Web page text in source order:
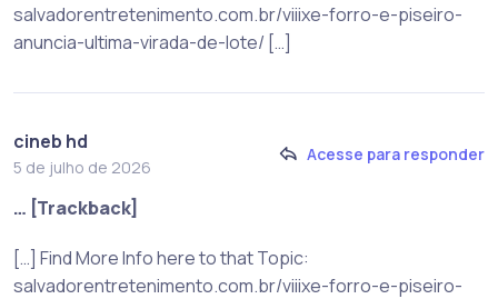
salvadorentretenimento.com.br/viiixe-forro-e-piseiro-
anuncia-ultima-virada-de-lote/ […]
cineb hd
5 de julho de 2026
Acesse para responder
… [Trackback]
[…] Find More Info here to that Topic:
salvadorentretenimento.com.br/viiixe-forro-e-piseiro-